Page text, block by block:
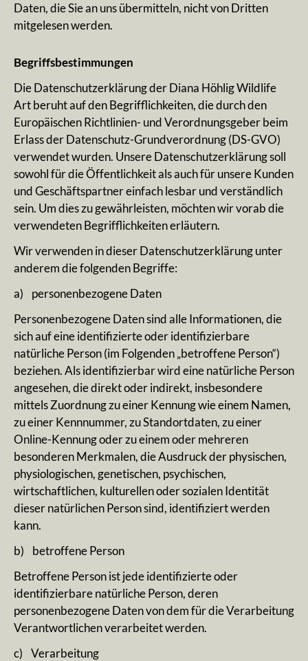
Daten, die Sie an uns übermitteln, nicht von Dritten
mitgelesen werden.
Begriffsbestimmungen
Die Datenschutzerklärung der Diana Höhlig Wildlife
Art beruht auf den Begrifflichkeiten, die durch den
Europäischen Richtlinien- und Verordnungsgeber beim
Erlass der Datenschutz-Grundverordnung (DS-GVO)
verwendet wurden. Unsere Datenschutzerklärung soll
sowohl für die Öffentlichkeit als auch für unsere Kunden
und Geschäftspartner einfach lesbar und verständlich
sein. Um dies zu gewährleisten, möchten wir vorab die
verwendeten Begrifflichkeiten erläutern.
Wir verwenden in dieser Datenschutzerklärung unter
anderem die folgenden Begriffe:
a) personenbezogene Daten
Personenbezogene Daten sind alle Informationen, die
sich auf eine identifizierte oder identifizierbare
natürliche Person (im Folgenden „betroffene Person“)
beziehen. Als identifizierbar wird eine natürliche Person
angesehen, die direkt oder indirekt, insbesondere
mittels Zuordnung zu einer Kennung wie einem Namen,
zu einer Kennnummer, zu Standortdaten, zu einer
Online-Kennung oder zu einem oder mehreren
besonderen Merkmalen, die Ausdruck der physischen,
physiologischen, genetischen, psychischen,
wirtschaftlichen, kulturellen oder sozialen Identität
dieser natürlichen Person sind, identifiziert werden
kann.
b) betroffene Person
Betroffene Person ist jede identifizierte oder
identifizierbare natürliche Person, deren
personenbezogene Daten von dem für die Verarbeitung
Verantwortlichen verarbeitet werden.
c) Verarbeitung